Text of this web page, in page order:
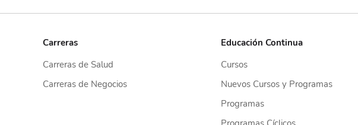
Carreras
Carreras de Salud
Carreras de Negocios
Educación Continua
Cursos
Nuevos Cursos y Programas
Programas